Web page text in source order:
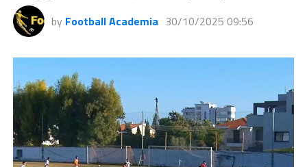
by Football Academia 30/10/2025 09:56